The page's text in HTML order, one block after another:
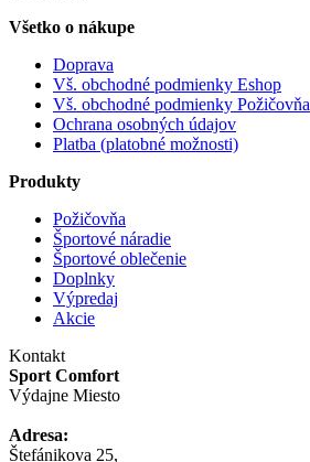
Všetko o nákupe
Doprava
Vš. obchodné podmienky Eshop
Vš. obchodné podmienky Požičovňa
Ochrana osobných údajov
Platba (platobné možnosti)
Produkty
Požičovňa
Športové náradie
Športové oblečenie
Doplnky
Výpredaj
Akcie
Kontakt
Sport Comfort
Výdajne Miesto
Adresa:
Štefánikova 25,